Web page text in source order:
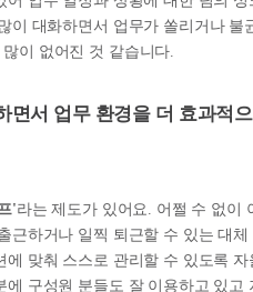
이 대화하면서 업무가 쏠리거나 불
이 없어진 것 같습니다.
면서 업무 환경을 더 효과적으
'라는 제도가 있어요. 어쩔 수 없이
근하거나 일찍 퇴근할 수 있는 대체
에 맞춰 스스로 관리할 수 있도록 자
에 구성원 분들도 잘 이용하고 있고